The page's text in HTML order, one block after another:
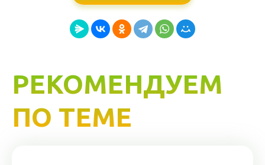
РЕКОМЕНДУЕМ
ПО ТЕМЕ